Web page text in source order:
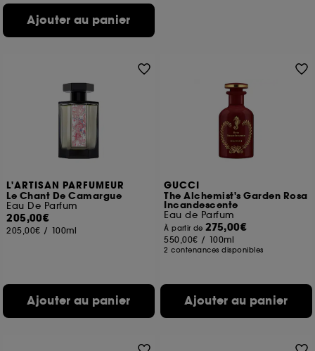
Ajouter au panier
L'ARTISAN PARFUMEUR
Le Chant De Camargue
Eau De Parfum
205,00€
205,00€ / 100ml
Ajouter au panier
GUCCI
The Alchemist's Garden Rosa
Incandescente
Eau de Parfum
À partir de275,00€
550,00€ / 100ml
2 contenances disponibles
Ajouter au panier